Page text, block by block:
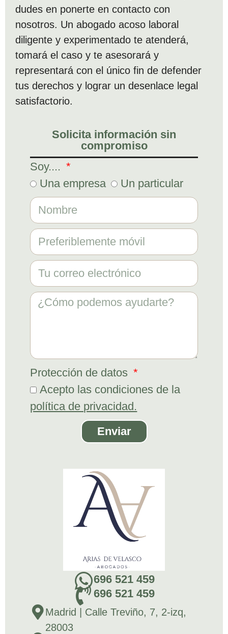
dudes en ponerte en contacto con
nosotros. Un abogado acoso laboral
diligente y experimentado te atenderá,
tomará el caso y te asesorará y
representará con el único fin de defender
tus derechos y lograr un desenlace legal
satisfactorio.
696 521 459
696 521 459
Madrid | Calle Treviño, 7, 2-izq,
28003
Solicita información sin
compromiso
Soy....
Una empresa
Un particular
Protección de datos
Acepto las condiciones de la
política de privacidad.
Enviar